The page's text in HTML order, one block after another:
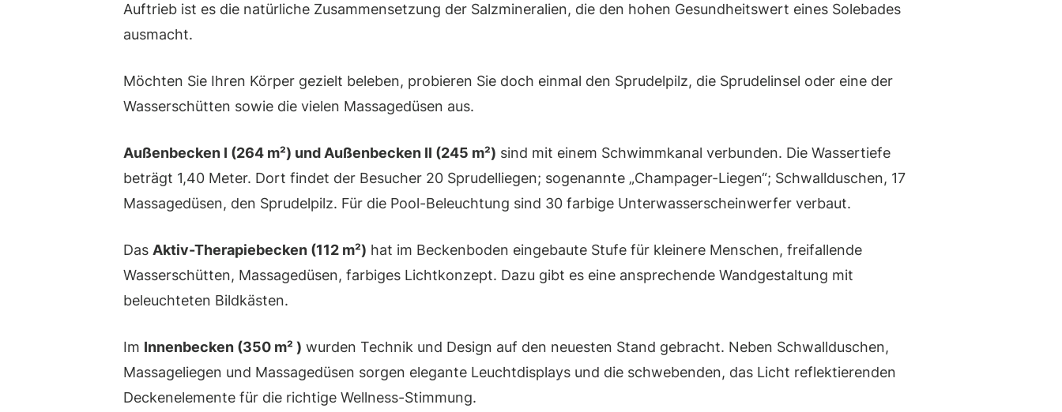
Auftrieb ist es die natürliche Zusammensetzung der Salzmineralien, die den hohen Gesundheitswert eines Solebades
ausmacht.
Möchten Sie Ihren Körper gezielt beleben, probieren Sie doch einmal den Sprudelpilz, die Sprudelinsel oder eine der
Wasserschütten sowie die vielen Massagedüsen aus.
Außenbecken I (264 m²) und Außenbecken II (245 m²) sind mit einem Schwimmkanal verbunden. Die Wassertiefe
beträgt 1,40 Meter. Dort findet der Besucher 20 Sprudelliegen; sogenannte „Champager-Liegen“; Schwallduschen, 17
Massagedüsen, den Sprudelpilz. Für die Pool-Beleuchtung sind 30 farbige Unterwasserscheinwerfer verbaut.
Das Aktiv-Therapiebecken (112 m²) hat im Beckenboden eingebaute Stufe für kleinere Menschen, freifallende
Wasserschütten, Massagedüsen, farbiges Lichtkonzept. Dazu gibt es eine ansprechende Wandgestaltung mit
beleuchteten Bildkästen.
Im Innenbecken (350 m² ) wurden Technik und Design auf den neuesten Stand gebracht. Neben Schwallduschen,
Massageliegen und Massagedüsen sorgen elegante Leuchtdisplays und die schwebenden, das Licht reflektierenden
Deckenelemente für die richtige Wellness-Stimmung.